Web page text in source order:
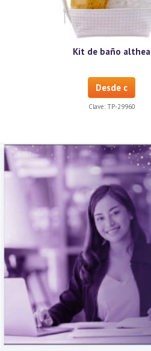
Kit de baño althea
Desde c
Clave: TP-29960